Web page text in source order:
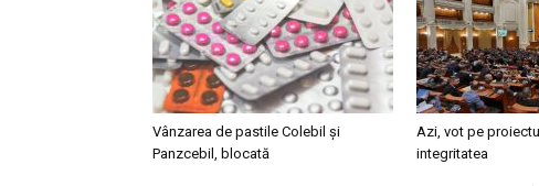
Vânzarea de pastile Colebil și
Panzcebil, blocată
Azi, vot pe
integritatea